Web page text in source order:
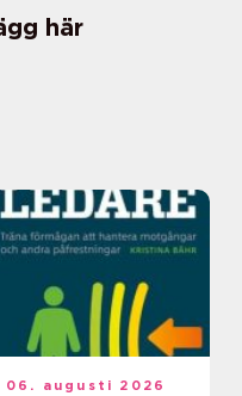
här
06. augusti 2026